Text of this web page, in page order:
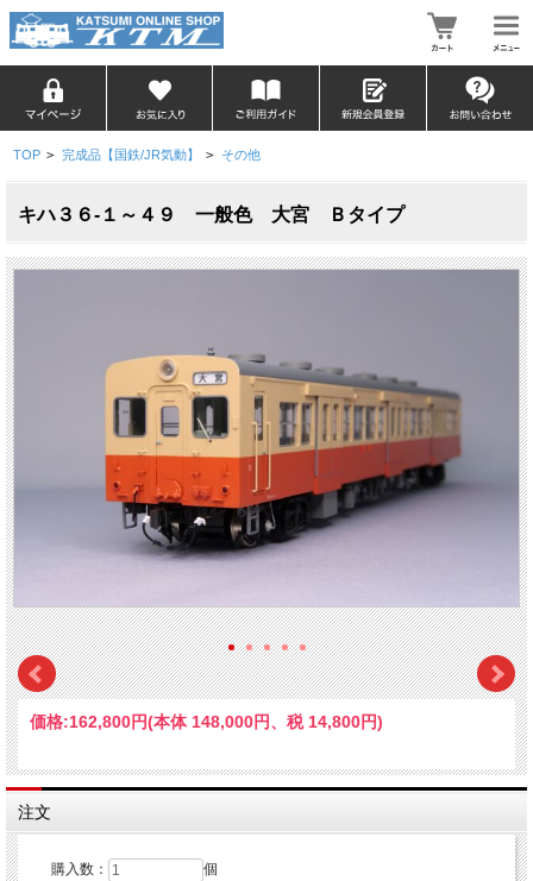
TOP > 完成品【国鉄/JR気動】 > その他
キハ３６-１～４９ 一般色 大宮 Ｂタイプ
価格:162,800円(本体 148,000円、税 14,800円)
注文
購入数： 個